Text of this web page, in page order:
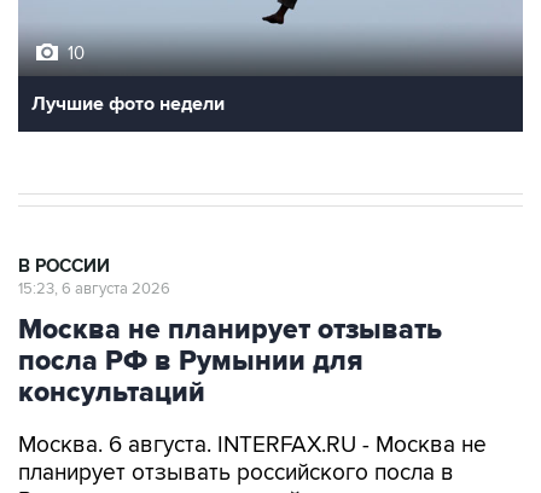
10
Лучшие фото недели
В РОССИИ
15:23, 6 августа 2026
Москва не планирует отзывать
посла РФ в Румынии для
консультаций
Москва. 6 августа. INTERFAX.RU - Москва не
планирует отзывать российского посла в